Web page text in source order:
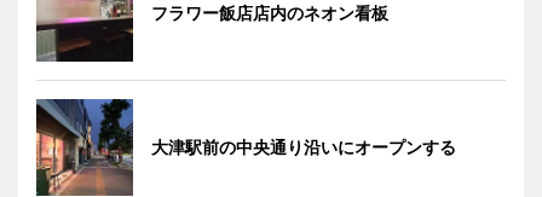
フラワー飯店店内のネオン看板
大津駅前の中央通り沿いにオープンする